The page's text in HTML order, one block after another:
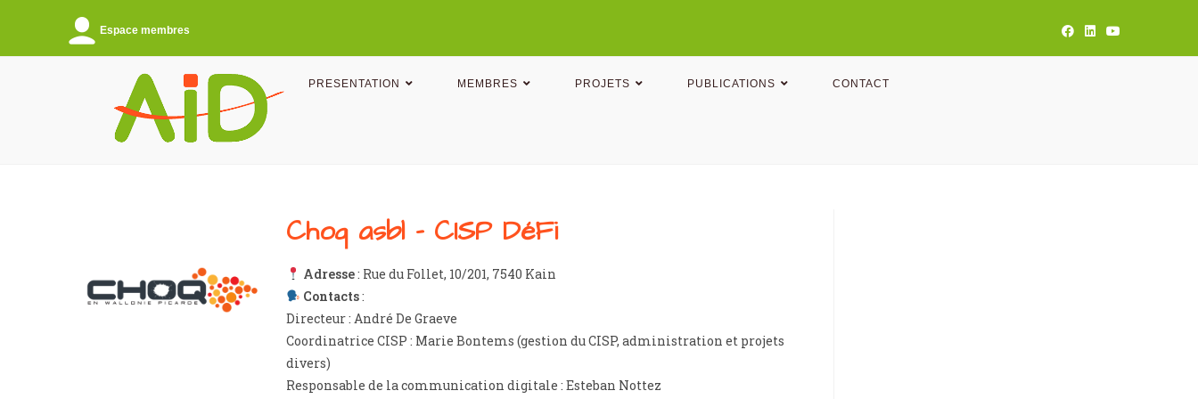
Espace membres
PRESENTATION MEMBRES PROJETS PUBLICATIONS CONTACT
Choq asbl - CISP DéFi
Adresse: Rue du Follet, 10/201, 7540 Kain
Contacts:
Directeur : André De Graeve
Coordinatrice CISP : Marie Bontems (gestion du CISP, administration et projets
divers)
Responsable de la communication digitale : Esteban Nottez